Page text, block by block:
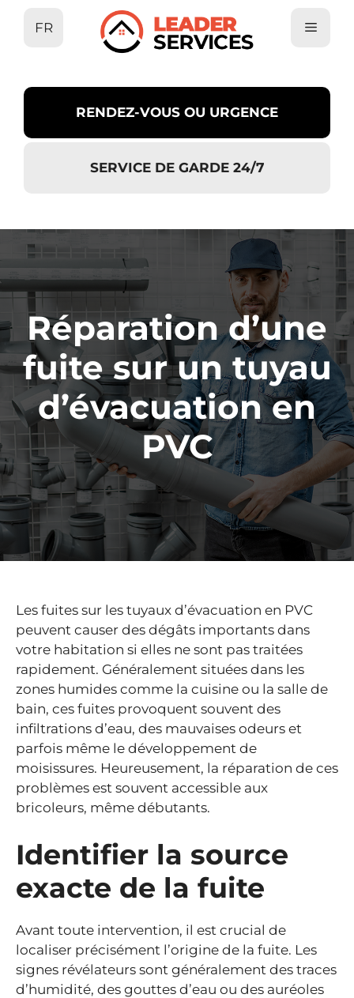
FR
RENDEZ-VOUS OU URGENCE
SERVICE DE GARDE 24/7
Réparation d’une
fuite sur un tuyau
d’évacuation en
PVC
Les fuites sur les tuyaux d’évacuation en PVC
peuvent causer des dégâts importants dans
votre habitation si elles ne sont pas traitées
rapidement. Généralement situées dans les
zones humides comme la cuisine ou la salle de
bain, ces fuites provoquent souvent des
infiltrations d’eau, des mauvaises odeurs et
parfois même le développement de
moisissures. Heureusement, la réparation de ces
problèmes est souvent accessible aux
bricoleurs, même débutants.
Identifier la source
exacte de la fuite
Avant toute intervention, il est crucial de
localiser précisément l’origine de la fuite. Les
signes révélateurs sont généralement des traces
d’humidité, des gouttes d’eau ou des auréoles